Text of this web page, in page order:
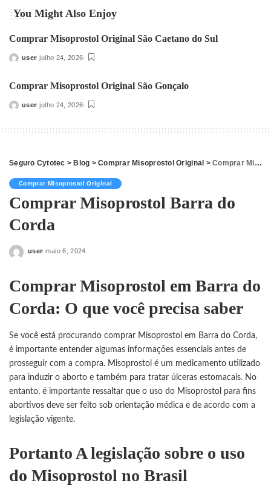
You Might Also Enjoy
Comprar Misoprostol Original São Caetano do Sul
Posted
user julho 24, 2026
Comprar Misoprostol Original São Gonçalo
Posted
user julho 24, 2026
Seguro Cytotec > Blog >Comprar Misoprostol Original >Comprar Misoprostol Barra do Corda
Comprar Misoprostol Original
Comprar Misoprostol Barra do
Corda
Posted
user maio 6, 2024
Comprar Misoprostol em Barra do
Corda: O que você precisa saber
Se você está procurando comprar Misoprostol em Barra do Corda,
é importante entender algumas informações essenciais antes de
prosseguir com a compra. Misoprostol é um medicamento utilizado
para induzir o aborto e também para tratar úlceras estomacais. No
entanto, é importante ressaltar que o uso do Misoprostol para fins
abortivos deve ser feito sob orientação médica e de acordo com a
legislação vigente.
Portanto A legislação sobre o uso
do Misoprostol no Brasil